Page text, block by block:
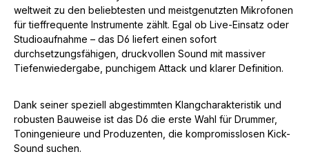
weltweit zu den beliebtesten und meistgenutzten Mikrofonen
für tieffrequente Instrumente zählt. Egal ob Live-Einsatz oder
Studioaufnahme – das D6 liefert einen sofort
durchsetzungsfähigen, druckvollen Sound mit massiver
Tiefenwiedergabe, punchigem Attack und klarer Definition.
Dank seiner speziell abgestimmten Klangcharakteristik und
robusten Bauweise ist das D6 die erste Wahl für Drummer,
Toningenieure und Produzenten, die kompromisslosen Kick-
Sound suchen.